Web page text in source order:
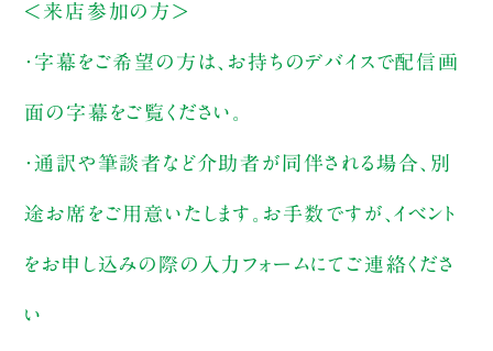
＜来店参加の方＞
・字幕をご希望の方は、お持ちのデバイスで配信画
面の字幕をご覧ください。
・通訳や筆談者など介助者が同伴される場合、別
途お席をご用意いたします。お手数ですが、イベント
をお申し込みの際の入力フォームにてご連絡くださ
い